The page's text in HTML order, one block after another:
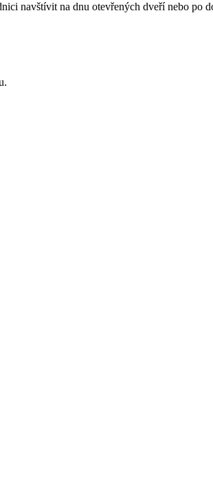
navštívit na dnu otevřených dveří nebo